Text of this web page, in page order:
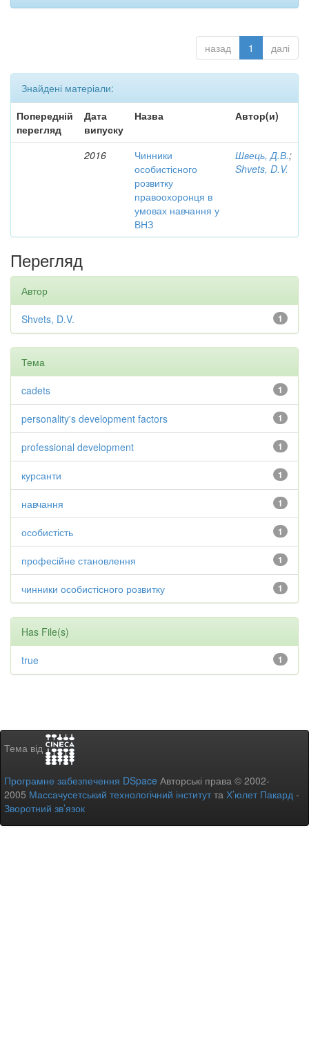
назад 1 далі
Знайдені матеріали:
Попередній
перегляд
Дата
випуску
Назва Автор(и)
2016
Чинники
особистісного
розвитку
правоохоронця в
умовах навчання у
ВНЗ
Швець, Д.В.;
Shvets, D.V.
Перегляд
Автор
1
Shvets, D.V.
Тема
1
cadets
1
personality's development factors
1
professional development
1
курсанти
1
навчання
1
особистість
1
професійне становлення
1
чинники особистісного розвитку
Has File(s)
1
true
Тема від
Програмне забезпечення DSpace Авторські права © 2002-
2005 Массачусетський технологічний інститутта Х’юлет Пакард -
Зворотний зв’язок